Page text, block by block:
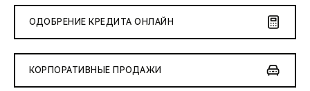
ОДОБРЕНИЕ КРЕДИТА ОНЛАЙН
КОРПОРАТИВНЫЕ ПРОДАЖИ